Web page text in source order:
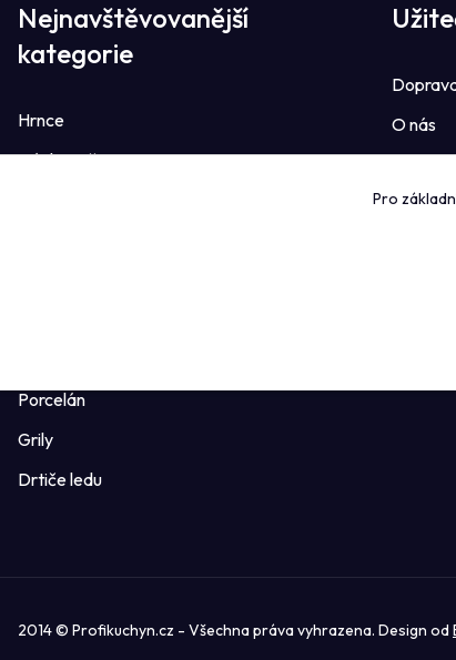
Nejnavštěvovanější
kategorie
Hrnce
Dávkovače
Porcelán
Grily
Drtiče ledu
O nás
2014 © Profikuchyn.cz - Všechna práva vyhrazena. Design od
Pro